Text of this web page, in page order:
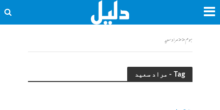
ہوم<<مراد سعید
Tag - مراد سعید